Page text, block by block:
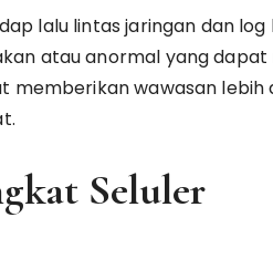
lalu lintas jaringan dan
atau anormal yang dapat
memberikan wawasan
Seluler